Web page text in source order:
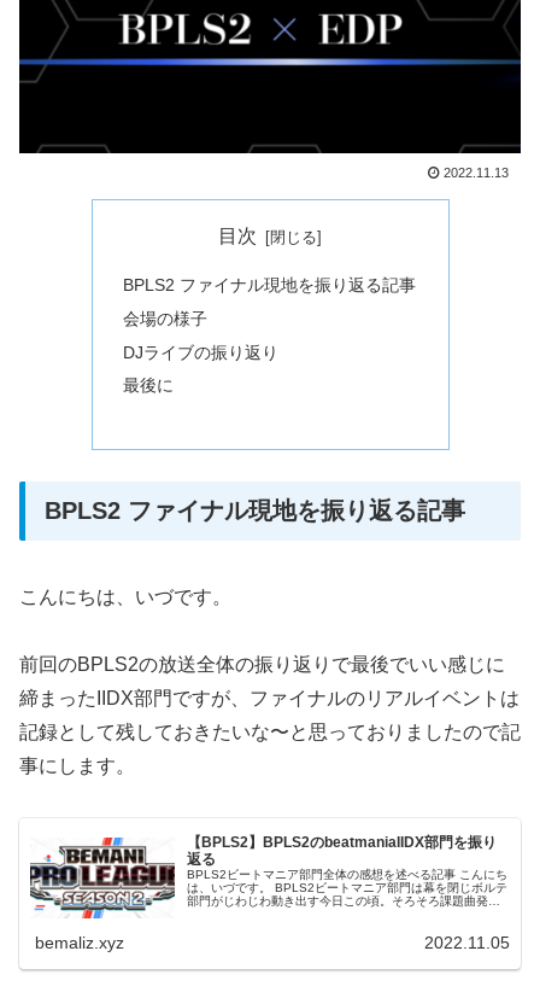
2022.11.13
目次
BPLS2 ファイナル現地を振り返る記事
会場の様子
DJライブの振り返り
最後に
BPLS2 ファイナル現地を振り返る記事
こんにちは、いづです。
前回のBPLS2の放送全体の振り返りで最後でいい感じに
締まったIIDX部門ですが、ファイナルのリアルイベントは
記録として残しておきたいな〜と思っておりましたので記
事にします。
【BPLS2】BPLS2のbeatmaniaIIDX部門を振り
返る
BPLS2ビートマニア部門全体の感想を述べる記事 こんにち
は、いづです。 BPLS2ビートマニア部門は幕を閉じボルテ
部門がじわじわ動き出す今日この頃。そろそろ課題曲発表
bemaliz.xyz 2022.11.05